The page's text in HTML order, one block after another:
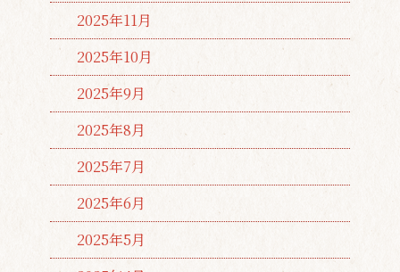
2025年11月
2025年10月
2025年9月
2025年8月
2025年7月
2025年6月
2025年5月